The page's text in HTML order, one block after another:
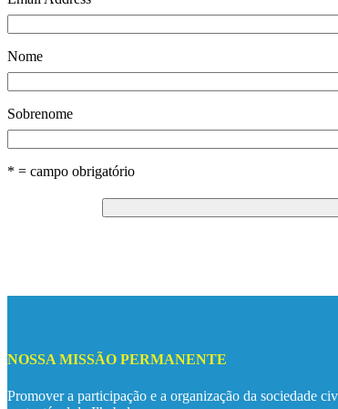
Nome
Sobrenome
* = campo obrigatório
NOSSA MISSÃO PERMANENTE
Promover a participação e a organização da sociedade